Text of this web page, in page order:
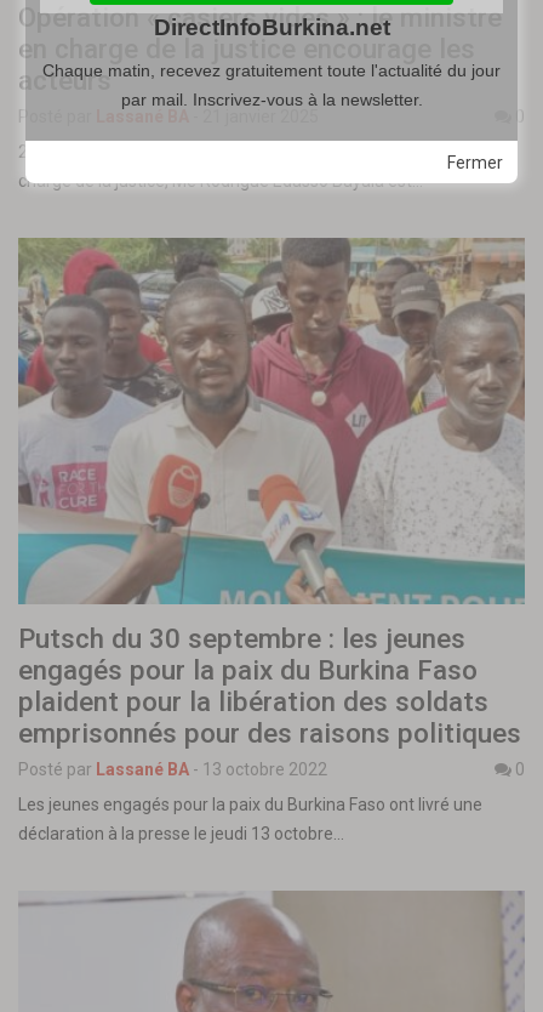
Opération « casiers vides » : le ministre
en charge de la justice encourage les
acteurs
0
24h après le début de l’opération « Casiers vides », le ministre en
charge de la justice, Me Rodrigue Edasso Bayala est…
Putsch du 30 septembre : les jeunes
engagés pour la paix du Burkina Faso
plaident pour la libération des soldats
emprisonnés pour des raisons politiques
Posté par Lassané BA - 13 octobre 2022
0
Les jeunes engagés pour la paix du Burkina Faso ont livré une
déclaration à la presse le jeudi 13 octobre…
Fermer
DirectInfoBurkina.net
Chaque matin, recevez gratuitement toute l'actualité du jour
par mail. Inscrivez-vous à la newsletter.